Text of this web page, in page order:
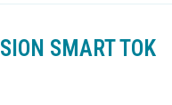
SMART TOK